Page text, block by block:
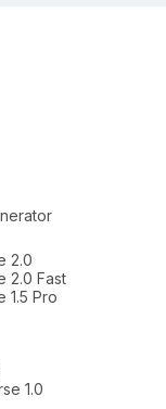
2.0
2.0 Fast
1.5 Pro
1.0